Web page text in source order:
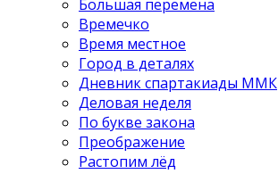
Большая перемена
Времечко
Время местное
Город в деталях
Дневник спартакиады ММК
Деловая неделя
По букве закона
Преображение
Растопим лёд